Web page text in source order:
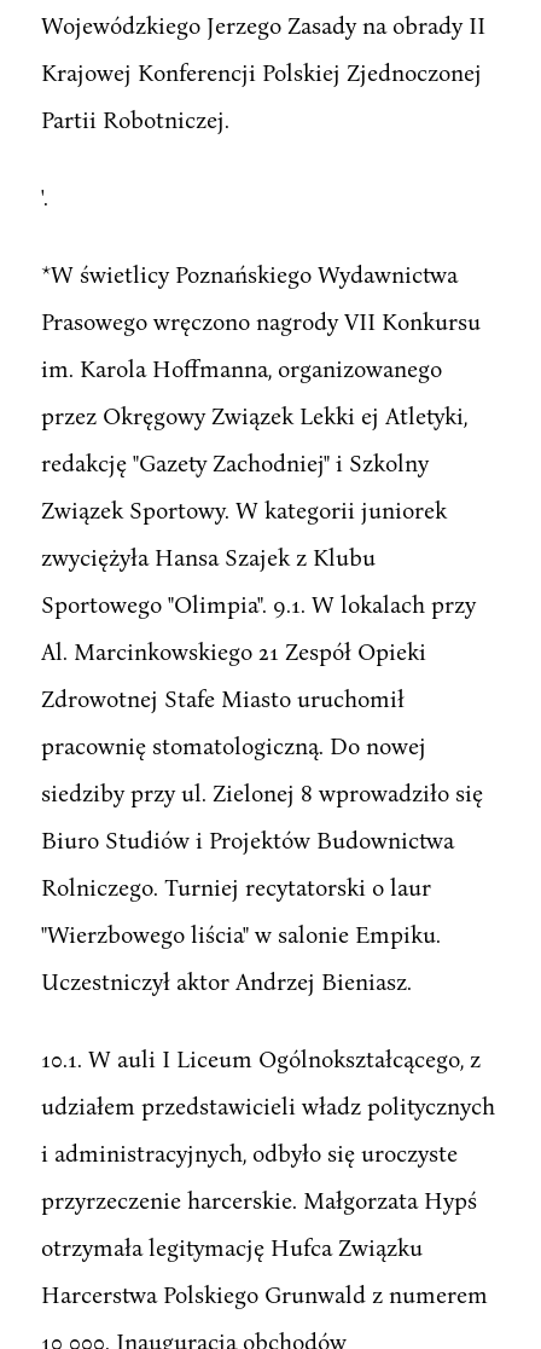
Wojewódzkiego Jerzego Zasady na obrady II
Krajowej Konferencji Polskiej Zjednoczonej
Partii Robotniczej.
'.
*W świetlicy Poznańskiego Wydawnictwa
Prasowego wręczono nagrody VII Konkursu
im. Karola Hoffmanna, organizowanego
przez Okręgowy Związek Lekki ej Atletyki,
redakcję "Gazety Zachodniej" i Szkolny
Związek Sportowy. W kategorii juniorek
zwyciężyła Hansa Szajek z Klubu
Sportowego "Olimpia". 9.1. W lokalach przy
Al. Marcinkowskiego 21 Zespół Opieki
Zdrowotnej Stafe Miasto uruchomił
pracownię stomatologiczną. Do nowej
siedziby przy ul. Zielonej 8 wprowadziło się
Biuro Studiów i Projektów Budownictwa
Rolniczego. Turniej recytatorski o laur
"Wierzbowego liścia" w salonie Empiku.
Uczestniczył aktor Andrzej Bieniasz.
10.1. W auli I Liceum Ogólnokształcącego, z
udziałem przedstawicieli władz politycznych
i administracyjnych, odbyło się uroczyste
przyrzeczenie harcerskie. Małgorzata Hypś
otrzymała legitymację Hufca Związku
Harcerstwa Polskiego Grunwald z numerem
10 000. Inauguracja obchodów